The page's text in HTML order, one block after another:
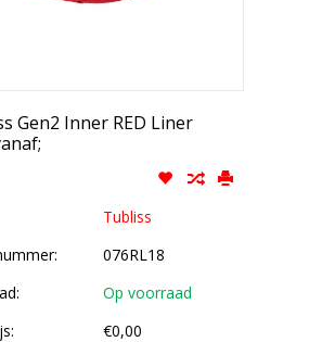
Gen2 Inner RED Liner
Tubliss
076RL18
Op voorraad
€0,00